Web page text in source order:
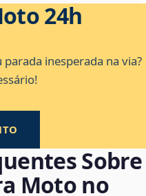
24h
inesperada na via?
Sobre
Moto no